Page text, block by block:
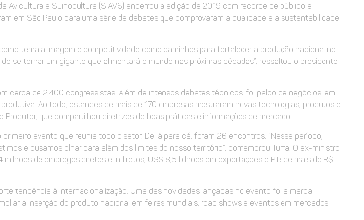
Avicultura e Suinocultura (SIAVS) encerrou a edição de 2019 com recorde de público e
em São Paulo para uma série de debates que comprovaram a qualidade e a sustentabilidade
tema a imagem e competitividade como caminhos para fortalecer a produção nacional no
se tornar um gigante que alimentará o mundo nas próximas décadas”, ressaltou o presidente
cerca de 2.400 congressistas. Além de intensos debates técnicos, foi palco de negócios: em
Ao todo, estandes de mais de 170 empresas mostraram novas tecnologias, produtos e
que compartilhou diretrizes de boas práticas e informações de mercado.
evento que reunia todo o setor. De lá para cá, foram 26 encontros. “Nesse período,
e ousamos olhar para além dos limites do nosso território”, comemorou Turra. O ex-ministro
de empregos diretos e indiretos, US$ 8,5 bilhões em exportações e PIB de mais de R$
tendência à internacionalização. Uma das novidades lançadas no evento foi a marca
a inserção do produto nacional em feiras mundiais, road shows e eventos em mercados